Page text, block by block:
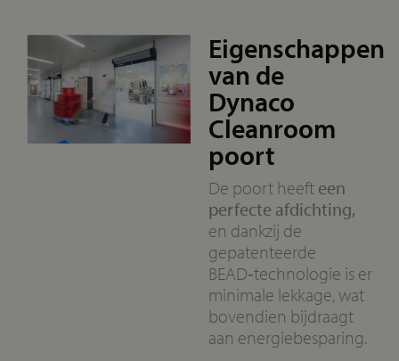
Eigenschappen
van de
Dynaco
Cleanroom
poort
De poort heeft een
perfecte afdichting,
en dankzij de
gepatenteerde
BEAD‑technologie is er
minimale lekkage, wat
bovendien bijdraagt
aan energiebesparing.